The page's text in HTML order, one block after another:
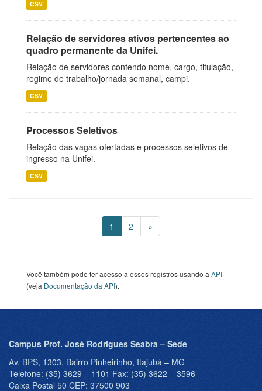
CSV
Relação de servidores ativos pertencentes ao
quadro permanente da Unifei.
Relação de servidores contendo nome, cargo, titulação,
regime de trabalho/jornada semanal, campi.
CSV
Processos Seletivos
Relação das vagas ofertadas e processos seletivos de
ingresso na Unifei.
CSV
1 2 »
Você também pode ter acesso a esses registros usando a API
(veja Documentação da API).
Campus Prof. José Rodrigues Seabra – Sede
Av. BPS, 1303, Bairro Pinheirinho, Itajubá – MG
Telefone: (35) 3629 – 1101 Fax: (35) 3622 – 3596
Caixa Postal 50 CEP: 37500 903